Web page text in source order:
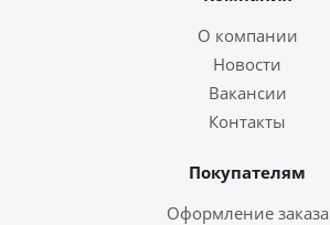
О компании
Новости
Вакансии
Контакты
Покупателям
Оформление заказа